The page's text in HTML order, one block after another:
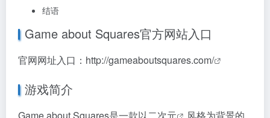
结语
Game about Squares官方网站入口
官网网址入口： http://gameaboutsquares.com/
游戏简介